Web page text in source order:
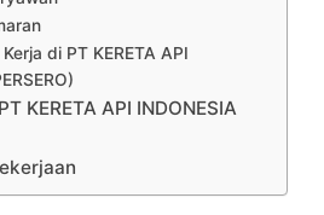
di PT KERETA API
KERETA API INDONESIA